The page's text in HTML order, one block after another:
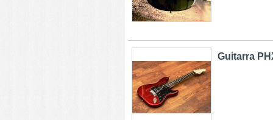
Guitarra